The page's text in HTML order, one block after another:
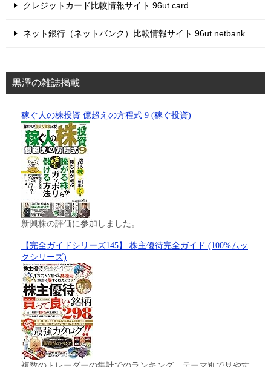
クレジットカード比較情報サイト 96ut.card
ネット銀行（ネットバンク）比較情報サイト 96ut.netbank
黒澤の雑誌掲載
稼ぐ人の株投資 億超えの方程式 9 (稼ぐ投資)
新興株の評価に参加しました。
【完全ガイドシリーズ145】 株主優待完全ガイド (100%ムッ
クシリーズ)